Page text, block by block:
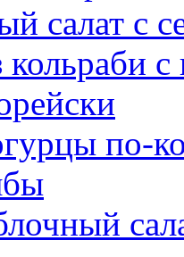
салат с
по-